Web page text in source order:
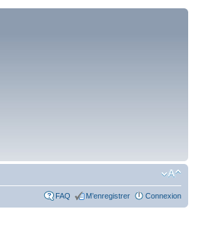
FAQ M’enregistrer Connexion